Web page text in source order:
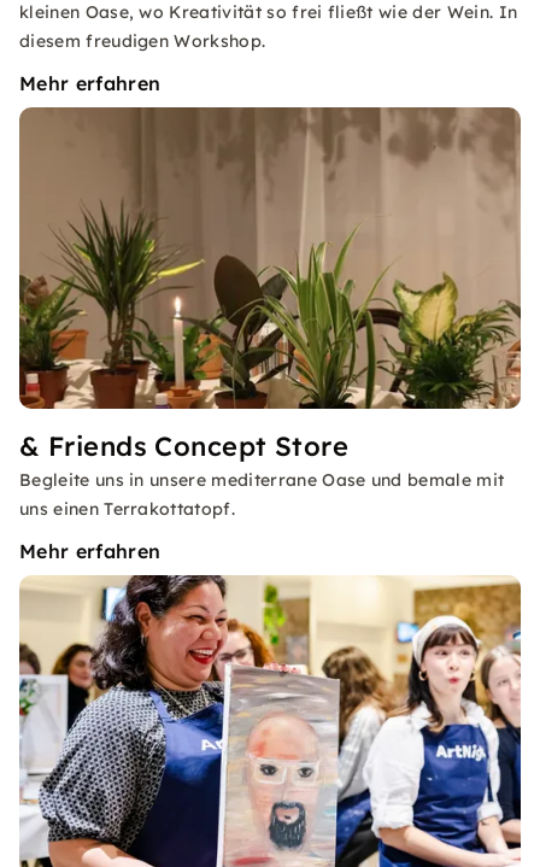
kleinen Oase, wo Kreativität so frei fließt wie der Wein. In
diesem freudigen Workshop.
Mehr erfahren
& Friends Concept Store
Begleite uns in unsere mediterrane Oase und bemale mit
uns einen Terrakottatopf.
Mehr erfahren